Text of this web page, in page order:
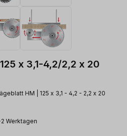
x 3,1-4,2/2,2 x 20
HM | 125 x 3,1 - 4,2 - 2,2 x 20
Werktagen